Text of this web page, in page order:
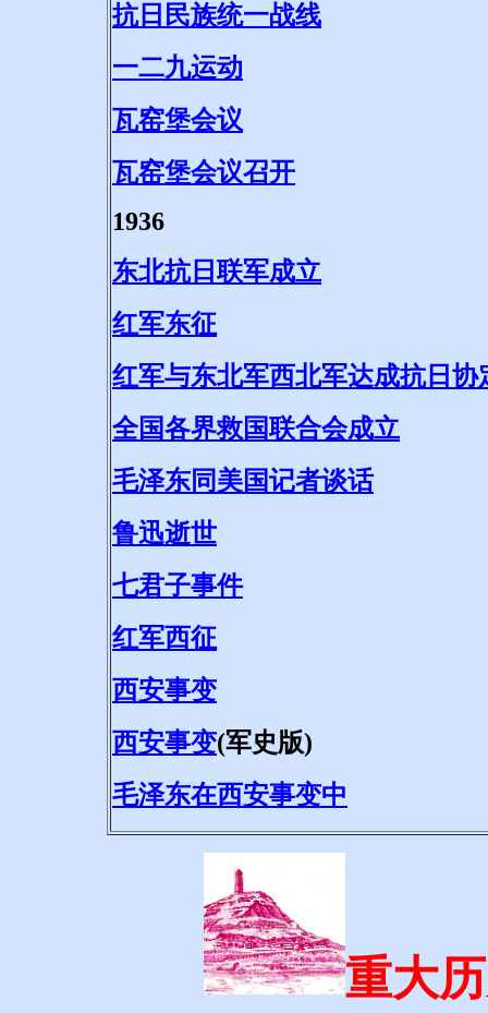
抗日民族统一战线
一二九运动
瓦窑堡会议
瓦窑堡会议召开
1936
东北抗日联军成立
红军东征
红军与东北军西北军达成抗日协
全国各界救国联合会成立
毛泽东同美国记者谈话
鲁迅逝世
七君子事件
红军西征
西安事变
西安事变(军史版)
毛泽东在西安事变中
重大